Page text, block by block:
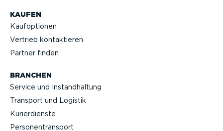
KAUFEN
Kaufop­tionen
Vertrieb kontak­tieren
Partner finden
BRANCHEN
Service und Instand­haltung
Transport und Logistik
Kurier­dienste
Perso­nen­transport